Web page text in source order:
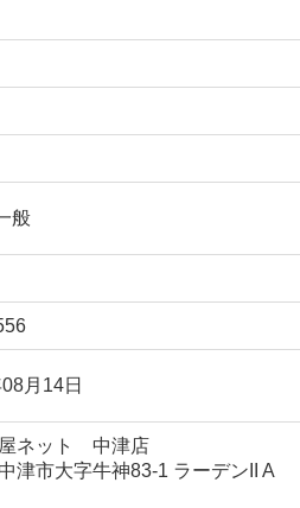
般
月14日
ネット 中津店
津市大字牛神83-1 ラーデンII A